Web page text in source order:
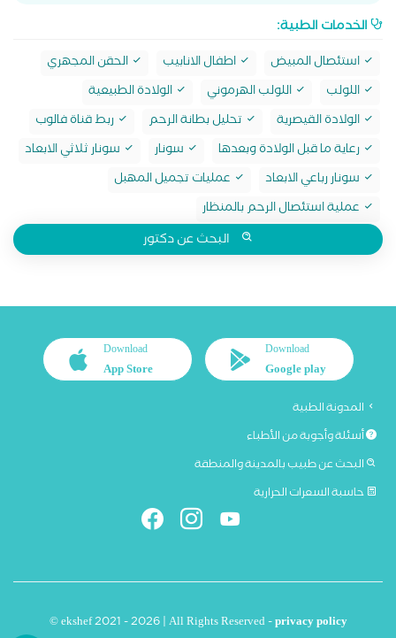
الخدمات الطبية:
استئصال المبيض اطفال الانابيب
الحقن المجهري
اللولب
اللولب الهرموني
الولادة الطبيعية
الولادة القيصرية
تحليل بطانة الرحم
ربط قناة فالوب
رعاية ما قبل الولادة وبعدها
سونار
سونار ثلاثي الابعاد
سونار رباعي الابعاد
عمليات تجميل المهبل
عملية استئصال الرحم بالمنظار
البحث عن دكتور
Download
Google play
Download
App Store
المدونة الطبية
أسئلة وأجوبة من الأطباء
البحث عن طبيب بالمدينة والمنطقة
حاسبة السعرات الحرارية
© ekshef 2021 - 2026 | All Rights Reserved -privacy policy